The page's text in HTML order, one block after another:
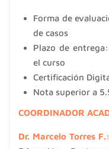
Forma de
de casos
Plazo de
el curso
Certificación
Nota superior a
COORDINADOR
Dr. Marcelo Torres F.: